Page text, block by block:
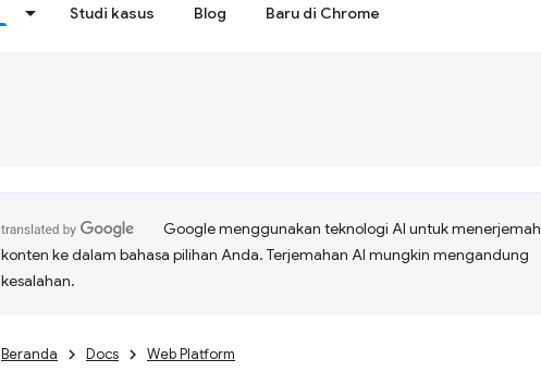
Studi kasus Blog Baru di Chrome
Google menggunakan teknologi AI untuk
konten ke dalam bahasa pilihan Anda. Terjemahan AI mungkin mengandung
kesalahan.
Beranda Docs Web Platform